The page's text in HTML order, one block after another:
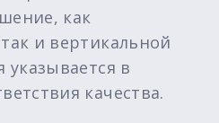
как
и вертикальной
указывается в
качества.